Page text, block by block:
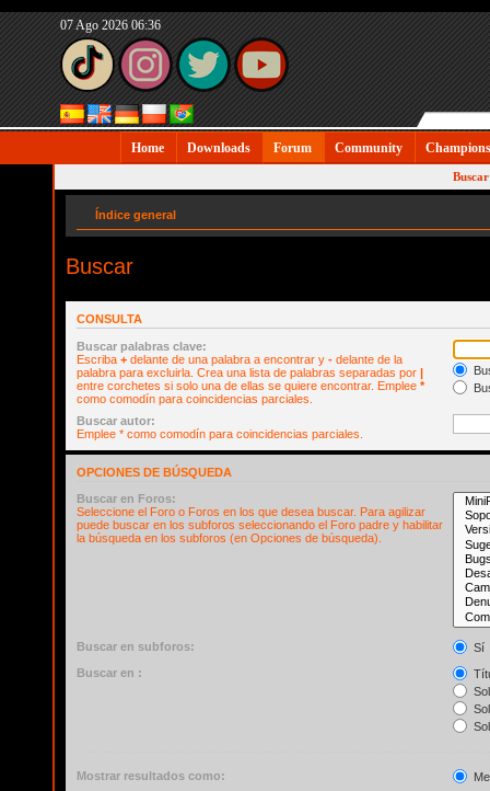
07 Ago 2026 06:36
Home Downloads Forum Community
Buscar
Índice general
Buscar
CONSULTA
Buscar palabras clave:
Escriba + delante de una palabra a encontrar y - delante de la
palabra para excluirla. Crea una lista de palabras separadas por |
entre corchetes si solo una de ellas se quiere encontrar. Emplee *
como comodín para coincidencias parciales.
Buscar autor:
Emplee * como comodín para coincidencias parciales.
OPCIONES DE BÚSQUEDA
Buscar en Foros:
Seleccione el Foro o Foros en los que desea buscar. Para agilizar
puede buscar en los subforos seleccionando el Foro padre y habilitar
la búsqueda en los subforos (en Opciones de búsqueda).
Buscar en subforos:
Sí
Buscar en :
Mostrar resultados como: